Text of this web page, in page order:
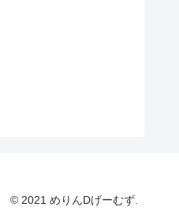
© 2021 めりんDげーむず.